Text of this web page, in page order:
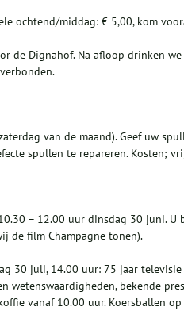
ochtend/middag: € 5,00, kom
de Dignahof. Na afloop drinken
van de maand). Geef uw
spullen te repareren. Kosten;
– 12.00 uur dinsdag 30 juni. U
de film Champagne tonen).
30 juli, 14.00 uur: 75 jaar televisie
wetenswaardigheden, bekende
vanaf 10.00 uur. Koersballen op